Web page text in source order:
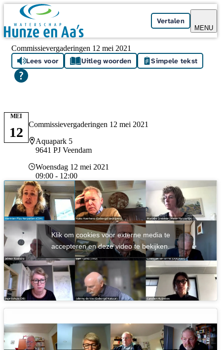
Skip navigation
Vertalen
MENU
Commissievergaderingen 12 mei 2021
Lees voor Uitleg woorden Simpele tekst
Commissievergaderingen 12 mei 2021
Locatie
Aquapark 5
9641 PJ Veendam
Datum en tijd
Woensdag 12 mei 2021
09:00 - 12:00
MEI
12
Klik om cookies voor externe media te
accepteren en deze video te bekijken.